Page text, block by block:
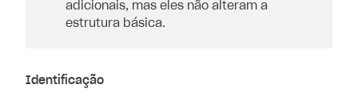
adicionais, mas eles não alteram a
estrutura básica.
Identificação